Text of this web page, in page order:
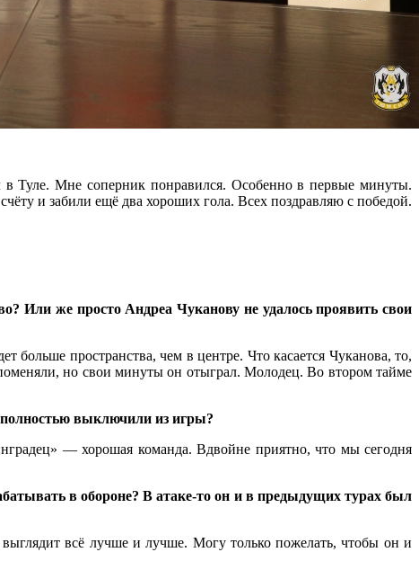
Туле. Мне соперник понравился. Особенно в первые минуты.
и забили ещё два хороших гола. Всех поздравляю с победой.
Или же просто Андреа Чуканову не удалось проявить свои
больше пространства, чем в центре. Что касается Чуканова, то,
но свои минуты он отыграл. Молодец. Во втором тайме
выключили из игры?
— хорошая команда. Вдвойне приятно, что мы сегодня
в обороне? В атаке-то он и в предыдущих турах был
всё лучше и лучше. Могу только пожелать, чтобы он и